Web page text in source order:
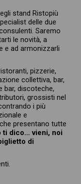
stand Ristopiù
delle due
Saremo
le novità, a
e ad armonizzarli
pizzerie,
collettiva, bar,
bar, discoteche,
grossisti nel
i più
e
presentano tutte
ti dico… vieni, noi
di